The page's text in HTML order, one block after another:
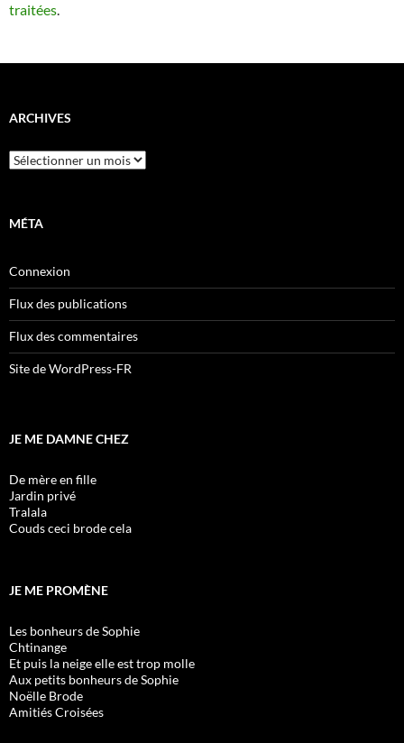
traitées.
ARCHIVES
Archives
MÉTA
Connexion
Flux des publications
Flux des commentaires
Site de WordPress-FR
JE ME DAMNE CHEZ
De mère en fille
Jardin privé
Tralala
Couds ceci brode cela
JE ME PROMÈNE
Les bonheurs de Sophie
Chtinange
Et puis la neige elle est trop molle
Aux petits bonheurs de Sophie
Noëlle Brode
Amitiés Croisées